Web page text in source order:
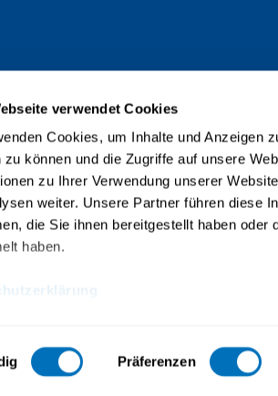
verwendet Cookies
Cookies, um Inhalte und Anzeigen
zu können und die Zugriffe auf unsere
zu Ihrer Verwendung unserer
weiter. Unsere Partner führen diese
die Sie ihnen bereitgestellt haben
haben.
Präferenzen
Institut universitaire accrédité selon la